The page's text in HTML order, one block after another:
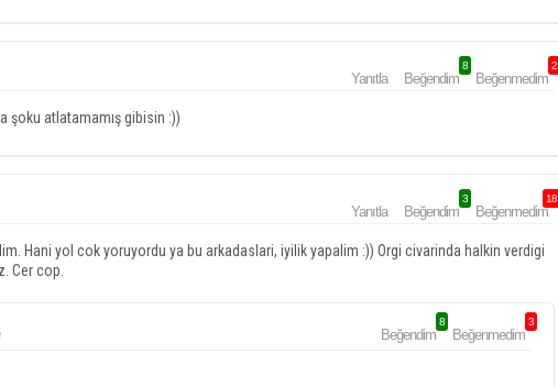
Yanıtla Beğendim
8
Beğenmedim
2
şoku atlatamamış gibisin :))
Yanıtla Beğendim
3
Beğenmedim
18
Hani yol cok yoruyordu ya bu arkadaslari, iyilik yapalim :)) Orgi civarinda halkin verdigi
Cer cop.
Beğendim
8
Beğenmedim
3